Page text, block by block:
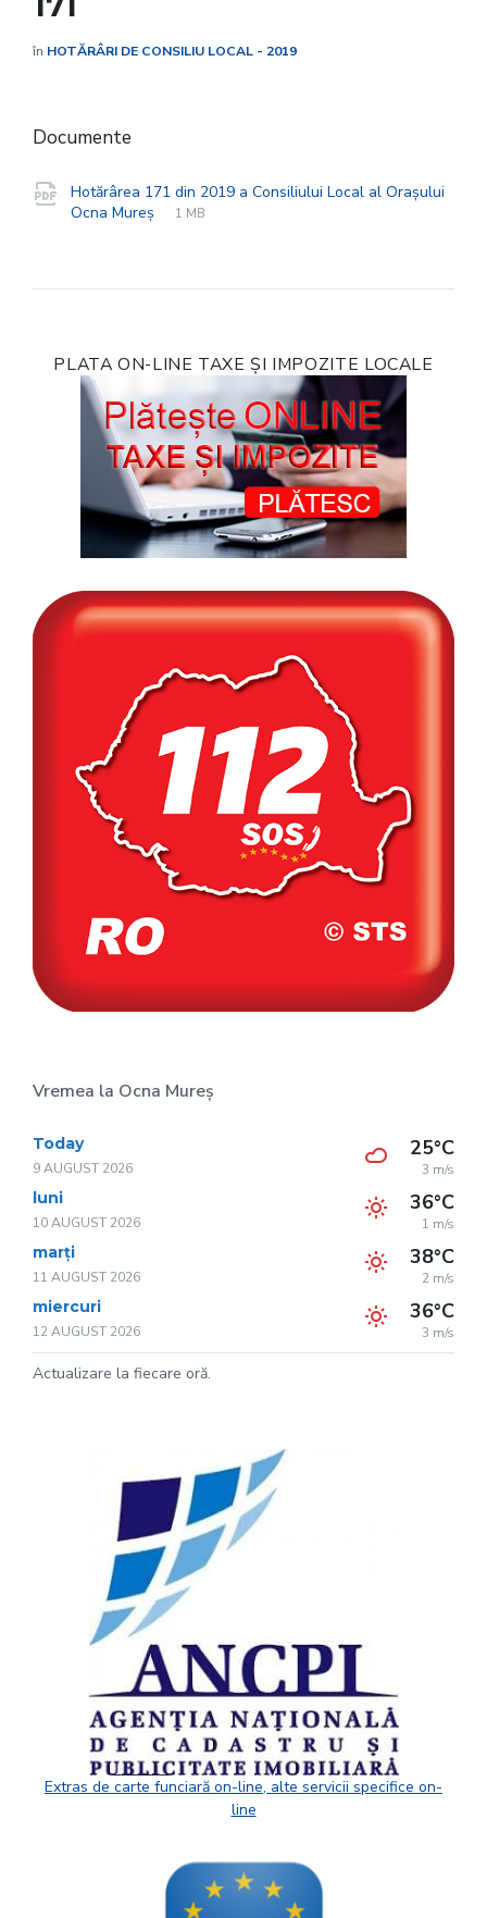
în HOTĂRÂRI DE CONSILIU LOCAL - 2019
Documente
Hotărârea 171 din 2019 a Consiliului Local al Orașului
Ocna Mureș
File
pdf
File
1 MB
PLATA ON-LINE TAXE ȘI IMPOZITE LOCALE
Vremea la Ocna Mureș
Today
9 AUGUST 2026
25°C
3 m/s
luni
10 AUGUST 2026
36°C
1 m/s
marți
11 AUGUST 2026
38°C
2 m/s
miercuri
12 AUGUST 2026
36°C
3 m/s
Actualizare la fiecare oră.
Extras de carte funciară on-line, alte servicii specifice on-
line